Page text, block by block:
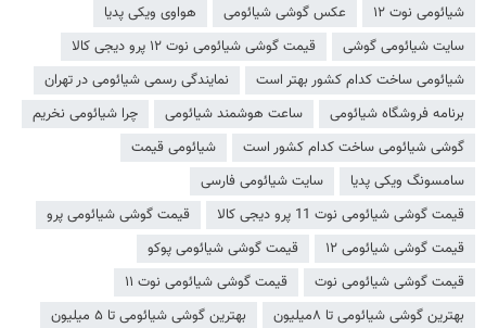
شیائومی نوت ۱۲
عکس گوشی شیائومی
هواوی ویکی پدیا
سایت شیائومی گوشی
قیمت گوشی شیائومی نوت ۱۲ پرو دیجی کالا
شیائومی ساخت کدام کشور بهتر است
نمایندگی رسمی شیائومی در تهران
برنامه فروشگاه شیائومی
ساعت هوشمند شیائومی
چرا شیائومی نخریم
گوشی شیائومی ساخت کدام کشور است
شیائومی قیمت
سامسونگ ویکی پدیا
سایت شیائومی فارسی
قیمت گوشی شیائومی نوت 11 پرو دیجی کالا
قیمت گوشی شیائومی پرو
قیمت گوشی شیائومی ۱۲
قیمت گوشی شیائومی پوکو
قیمت گوشی شیائومی نوت
قیمت گوشی شیائومی نوت ۱۱
بهترین گوشی شیائومی تا ۸میلیون
بهترین گوشی شیائومی تا ۵ میلیون